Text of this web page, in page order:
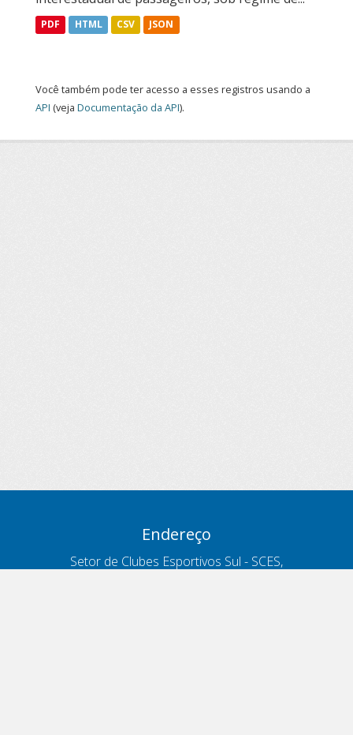
PDF HTML CSV JSON
Você também pode ter acesso a esses registros usando a
API (veja Documentação da API).
Endereço
Setor de Clubes Esportivos Sul - SCES,